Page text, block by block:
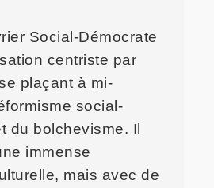
Social-Démocrate
centriste par
plaçant à mi-
social-
du bolchevisme. Il
immense
mais avec de